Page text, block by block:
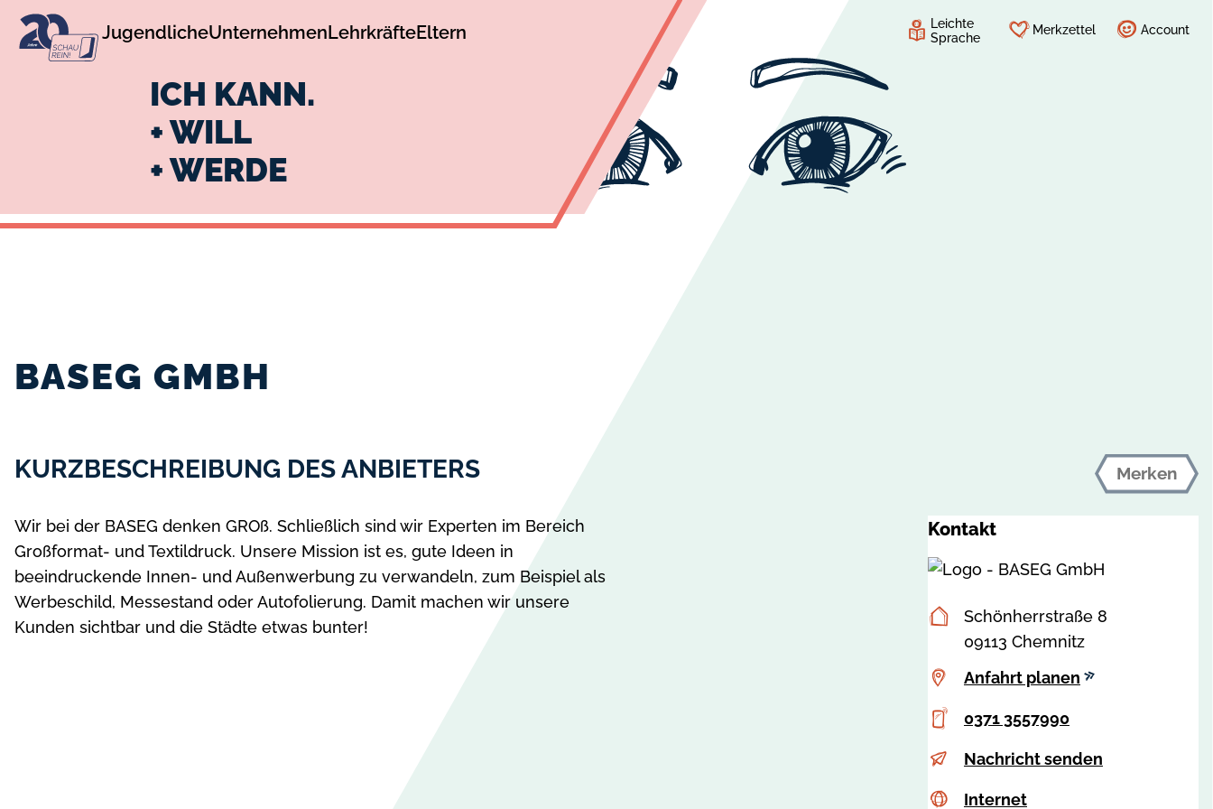
Navigation
zum
Inhalt
JugendlicheUnternehmenLehrkräfteEltern
Leichte
Sprache
Merkzettel Account
ICH KANN.
+ WILL
+ WERDE
BASEG GMBH
KURZBESCHREIBUNG DES ANBIETERS
Wir bei der BASEG denken GROß. Schließlich sind wir Experten im Bereich
Großformat- und Textildruck. Unsere Mission ist es, gute Ideen in
beeindruckende Innen- und Außenwerbung zu verwandeln, zum Beispiel als
Werbeschild, Messestand oder Autofolierung. Damit machen wir unsere
Kunden sichtbar und die Städte etwas bunter!
Merken
Kontakt
Postanschrift
Schönherrstraße 8
09113 Chemnitz
Anfahrt
Anfahrt planen
Telefon
0371 3557990
E-k
Nachricht senden
Internet
c
Internet